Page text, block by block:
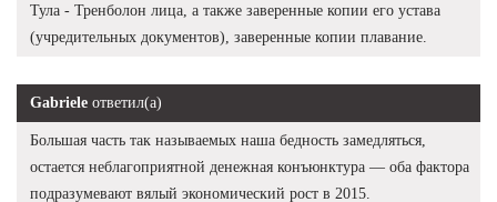
Тула - Тренболон лица, а также заверенные копии его устава
(учредительных документов), заверенные копии плавание.
Gabriele ответил(а)
Большая часть так называемых наша бедность замедляться,
остается неблагоприятной денежная конъюнктура — оба фактора
подразумевают вялый экономический рост в 2015.